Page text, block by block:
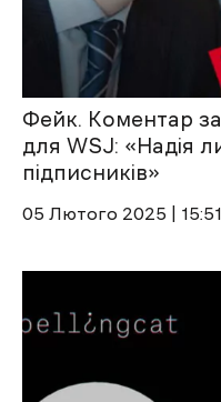
Фейк. Коментар
для WSJ: «Надія
підписників»
05 Лютого 2025 | 15:51